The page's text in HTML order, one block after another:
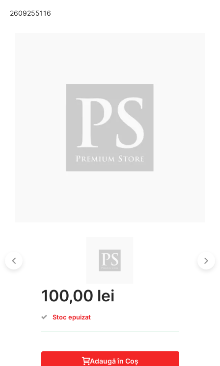
2609255116
100,00 lei
Stoc epuizat
Adaugă în Coş